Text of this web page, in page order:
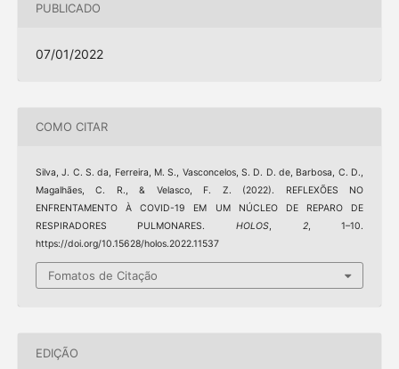
PUBLICADO
07/01/2022
COMO CITAR
Silva, J. C. S. da, Ferreira, M. S., Vasconcelos, S. D. D. de, Barbosa, C. D.,
Magalhães, C. R., & Velasco, F. Z. (2022). REFLEXÕES NO
ENFRENTAMENTO À COVID-19 EM UM NÚCLEO DE REPARO DE
RESPIRADORES PULMONARES. HOLOS, 2, 1–10.
https://doi.org/10.15628/holos.2022.11537
Fomatos de Citação
EDIÇÃO